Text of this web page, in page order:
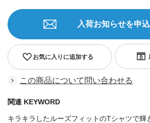
お気に入りに追加する
入荷お知らせを申
この商品について問い合わせる
関連 KEYWORD
キラキラしたルーズフィットのTシャツで輝